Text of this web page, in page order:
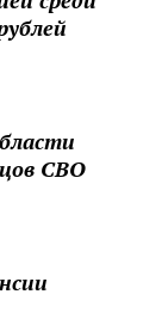
СВО